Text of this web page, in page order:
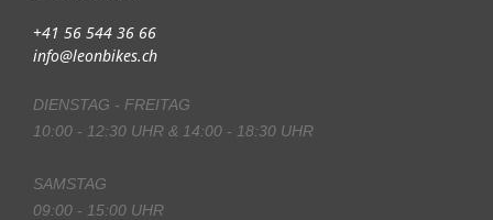
+41 56 544 36 66
info@leonbikes.ch
DIENSTAG - FREITAG
10:00 - 12:30 UHR & 14:00 - 18:30 UHR
SAMSTAG
09:00 - 15:00 UHR